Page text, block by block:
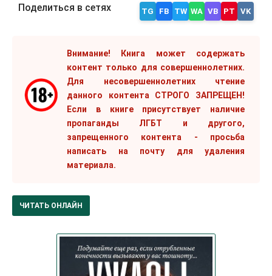
Поделиться в сетях TG FB TW WA VB PT VK
Внимание! Книга может содержать
контент только для совершеннолетних.
Для несовершеннолетних чтение
данного контента СТРОГО ЗАПРЕЩЕН!
Если в книге присутствует наличие
пропаганды ЛГБТ и другого,
запрещенного контента - просьба
написать на почту для удаления
материала.
ЧИТАТЬ ОНЛАЙН